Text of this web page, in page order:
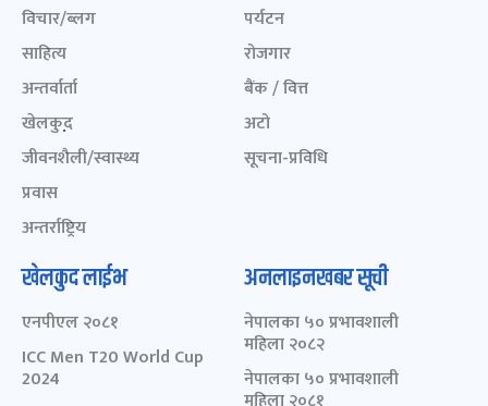
विचार/ब्लग
साहित्य
अन्तर्वार्ता
खेलकुद़़
जीवनशैली/स्वास्थ्य
प्रवास
अन्तर्राष्ट्रिय
पर्यटन
रोजगार
बैंक / वित्त
अटो
सूचना-प्रविधि
खेलकुद लाईभ
एनपीएल २०८१
ICC Men T20 World Cup
2024
अनलाइनखबर सूची
नेपालका ५० प्रभावशाली
महिला २०८२
नेपालका ५० प्रभावशाली